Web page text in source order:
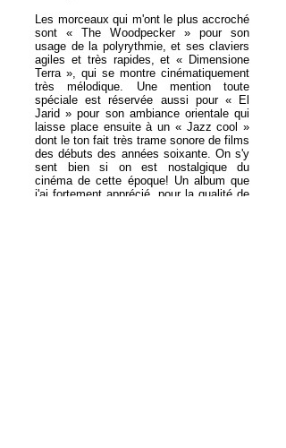
Les morceaux qui m'ont le plus accroché
sont « The Woodpecker » pour son
usage de la polyrythmie, et ses claviers
agiles et très rapides, et « Dimensione
Terra », qui se montre cinématiquement
très mélodique. Une mention toute
spéciale est réservée aussi pour « El
Jarid » pour son ambiance orientale qui
laisse place ensuite à un « Jazz cool »
dont le ton fait très trame sonore de films
des débuts des années soixante. On s'y
sent bien si on est nostalgique du
cinéma de cette époque! Un album que
j'ai fortement apprécié, pour la qualité de